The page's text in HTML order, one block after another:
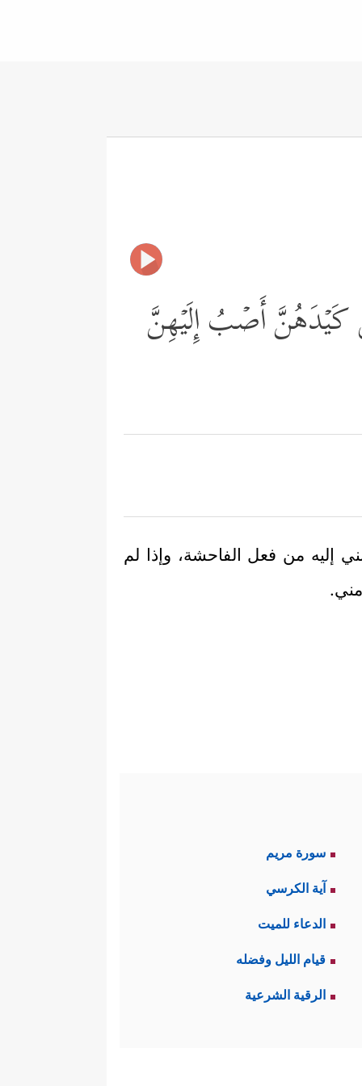
كَیۡدَهُنَّ أَصۡبُ إِلَیۡهِنَّ
إليه من فعل الفاحشة، وإذا لم
سورة مريم
آية الكرسي
الدعاء للميت
قيام الليل وفضله
الرقية الشرعية